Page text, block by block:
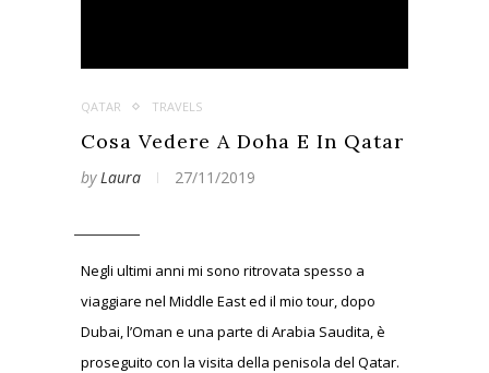
QATAR TRAVELS
Cosa Vedere A Doha E In Qatar
byLaura 27/11/2019
Negli ultimi anni mi sono ritrovata spesso a
viaggiare nel Middle East ed il mio tour, dopo
Dubai, l’Oman e una parte di Arabia Saudita, è
proseguito con la visita della penisola del Qatar.